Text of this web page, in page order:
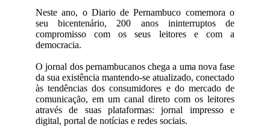
Neste ano, o Diario de Pernambuco comemora o
seu bicentenário, 200 anos ininterruptos de
compromisso com os seus leitores e com a
democracia.
O jornal dos pernambucanos chega a uma nova fase
da sua existência mantendo-se atualizado, conectado
às tendências dos consumidores e do mercado de
comunicação, em um canal direto com os leitores
através de suas plataformas: jornal impresso e
digital, portal de notícias e redes sociais.